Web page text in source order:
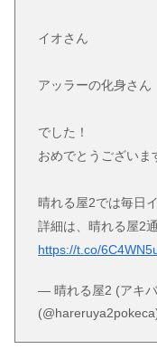
イオさん
アッラーの化身さん
でした！
おめでとうございま
晴れる屋2では毎日
詳細は、晴れる屋2
https://t.co/
— 晴れる屋2 (アキ